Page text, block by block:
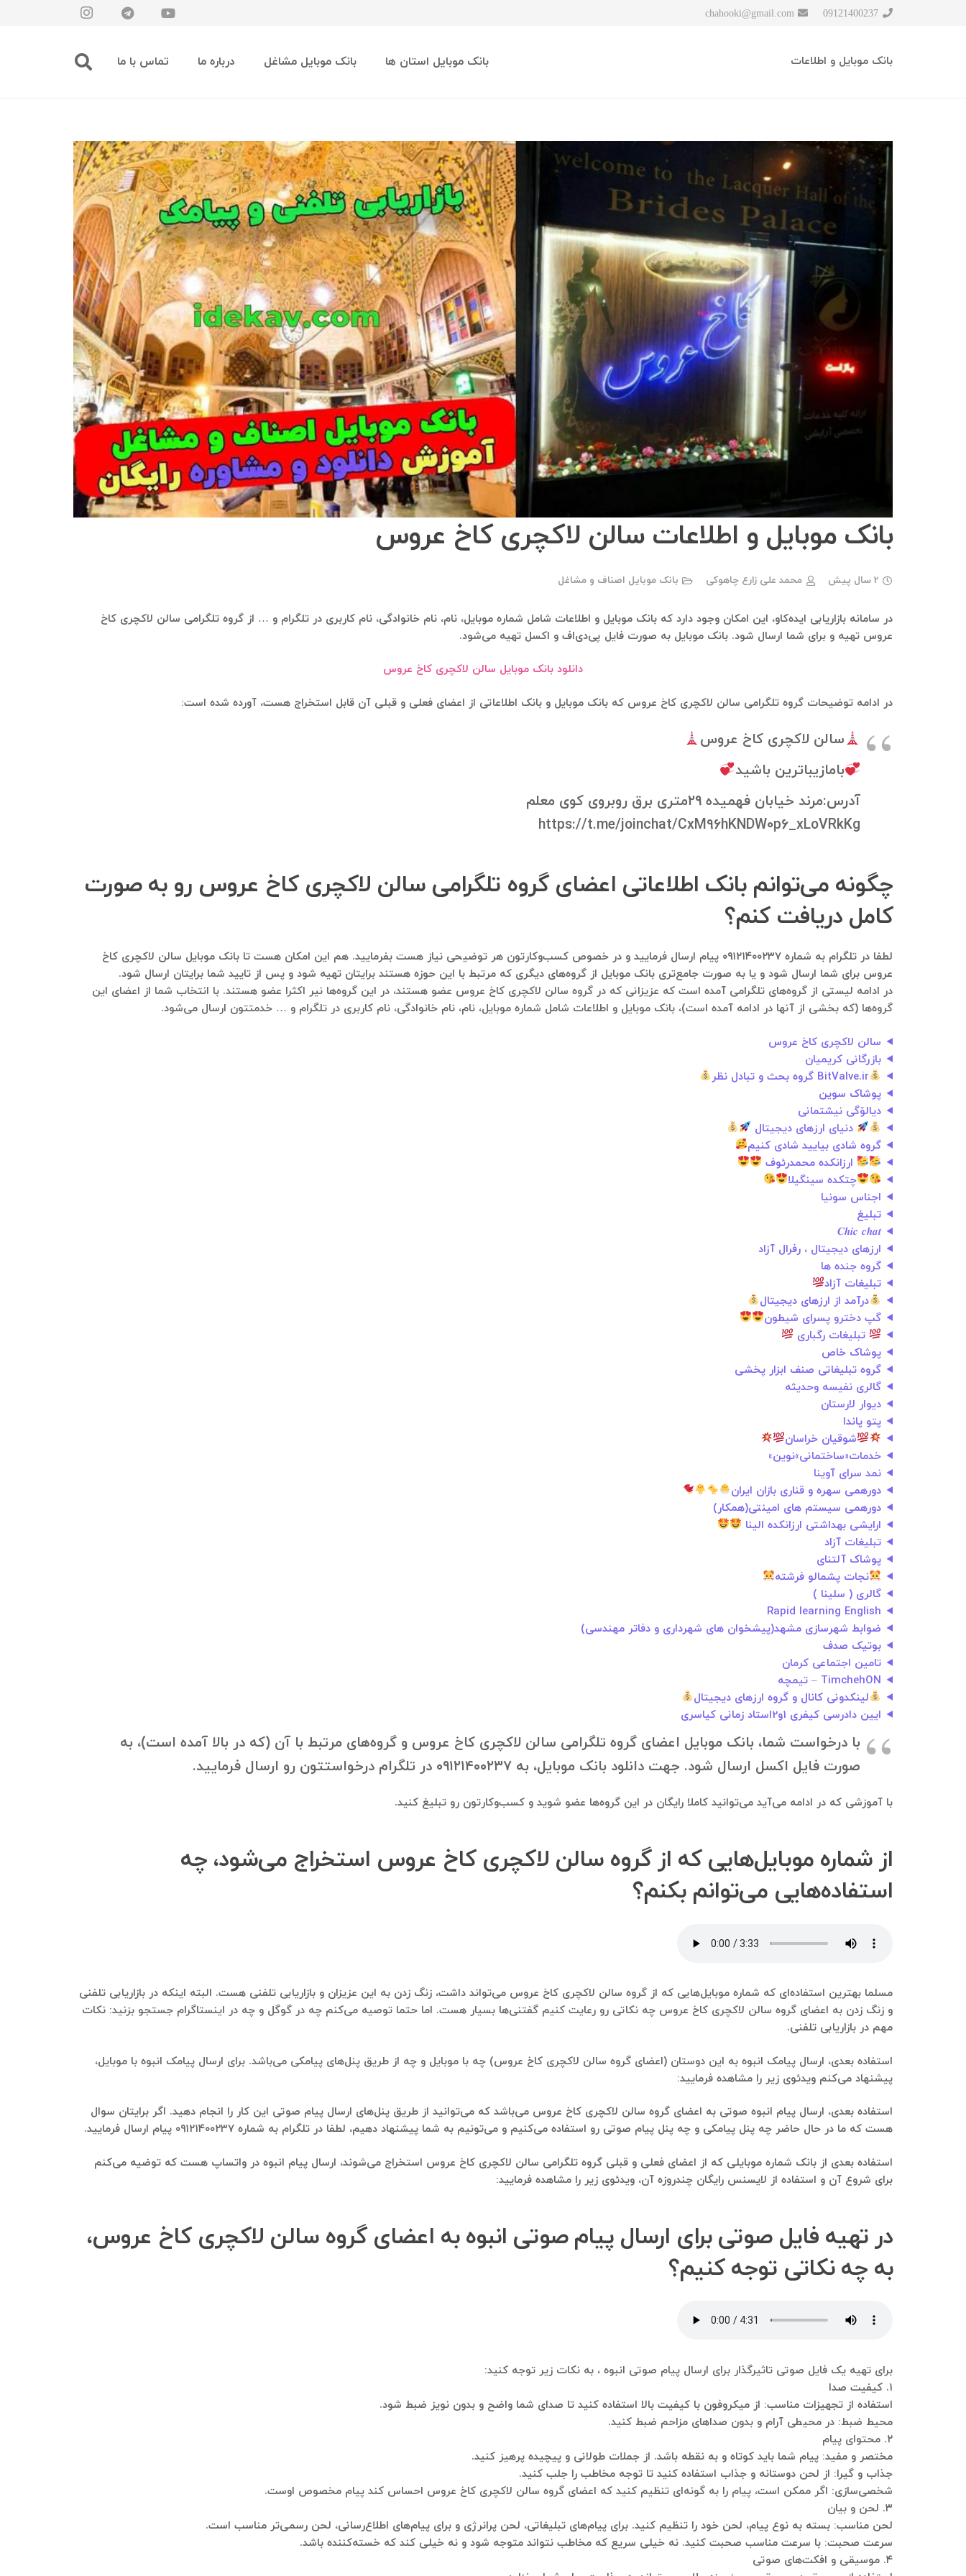
09121400237
chahooki@gmail.com
بانک موبایل و اطلاعات بانک موبایل استان ها بانک موبایل مشاغل درباره ما تماس با ما
بانک موبایل و اطلاعات سالن لاکچری کاخ عروس
2 سال پیش محمد علی زارع چاهوکی بانک موبایل اصناف و مشاغل
در سامانه بازاریابی ایده‌کاو، این امکان وجود دارد که بانک موبایل و اطلاعات شامل شماره موبایل، نام، نام خانوادگی، نام کاربری در تلگرام و … از گروه تلگرامی سالن لاکچری کاخ
عروس تهیه و برای شما ارسال شود. بانک موبایل به صورت فایل پی‌دی‌اف و اکسل تهیه می‌شود.
دانلود بانک موبایل سالن لاکچری کاخ عروس
در ادامه توضیحات گروه تلگرامی سالن لاکچری کاخ عروس که بانک موبایل و بانک اطلاعاتی از اعضای فعلی و قبلی آن قابل استخراج هست، آورده شده است:
سالن لاکچری کاخ عروس
بامازیباترین باشید
آدرس:مرند خیابان فهمیده ۲۹متری برق روبروی کوی معلم
https://t.me/joinchat/CxM96hKNDW0p6_xLoVRkKg
چگونه می‌توانم بانک اطلاعاتی اعضای گروه تلگرامی سالن لاکچری کاخ عروس رو به صورت
کامل دریافت کنم؟
لطفا در تلگرام به شماره ۰۹۱۲۱۴۰۰۲۳۷ پیام ارسال فرمایید و در خصوص کسب‌وکارتون هر توضیحی نیاز هست بفرمایید. هم این امکان هست تا بانک موبایل سالن لاکچری کاخ
عروس برای شما ارسال شود و یا به صورت جامع‌تری بانک موبایل از گروه‌های دیگری که مرتبط با این حوزه هستند برایتان تهیه شود و پس از تایید شما برایتان ارسال شود.
در ادامه لیستی از گروه‌های تلگرامی آمده است که عزیزانی که در گروه سالن لاکچری کاخ عروس عضو هستند، در این گروه‌ها نیر اکثرا عضو هستند. با انتخاب شما از اعضای این
گروه‌ها (که بخشی از آنها در ادامه آمده است)، بانک موبایل و اطلاعات شامل شماره موبایل، نام، نام خانوادگی، نام کاربری در تلگرام و … خدمتتون ارسال می‌شود.
سالن لاکچری کاخ عروس
بازرگانی کریمیان
BitValve.ir گروه بحث و تبادل نظر
پوشاک سوین
ديالۆگی نیشتمانی
دنیای ارزهای دیجیتال
گروه شادی بیایید شادی کنیم
ارزانکده محمدرئوف
چتکده سینگیلا
اجناس سونیا
تبلیغ
𝑪𝒉𝒊𝒄 𝒄𝒉𝒂𝒕
ارزهای دیجیتال ، رفرال آزاد
گروه جنده ها
تبلیغات آزاد
درآمد از ارزهای دیجیتال
گپ دخترو پسرای شیطون
تبلیغات رگباری
پوشاک خاص
گروه تبلیغاتی صنف ابزار پخشی
گالری نفیسه وحدیثه
ديوار لارستان
پتو پاندا
شوقیان خراسان
خدمات«ساختمانی»نوین»
نمد سرای آوینا
دورهمی سهره و قناری بازان ایران
دورهمی سیستم های امینتی(همکار)
ارایشی بهداشتی ارزانکده الینا
تبلیغات آزاد
پوشاک آلتنای
نجات پشمالو فرشته
گالری ( سلینا )
Rapid learning English
ضوابط شهرسازی مشهد(پیشخوان های شهرداری و دفاتر مهندسی)
بوتیک صدف
تامین اجتماعی کرمان
TimchehON – تیمچه
لینکدونی کانال و گروه ارزهای دیجیتال
ایین دادرسی کیفری 1و2استاد زمانی کیاسری
با درخواست شما، بانک موبایل اعضای گروه تلگرامی سالن لاکچری کاخ عروس و گروه‌های مرتبط با آن (که در بالا آمده است)، به
صورت فایل اکسل ارسال شود. جهت دانلود بانک موبایل، به ۰۹۱۲۱۴۰۰۲۳۷ در تلگرام درخواستتون رو ارسال فرمایید.
با آموزشی که در ادامه می‌آید می‌توانید کاملا رایگان در این گروه‌ها عضو شوید و کسب‌وکارتون رو تبلیغ کنید.
از شماره موبایل‌هایی که از گروه سالن لاکچری کاخ عروس استخراج می‌شود، چه
استفاده‌هایی می‌توانم بکنم؟
مسلما بهترین استفاده‌ای که شماره موبایل‌هایی که از گروه سالن لاکچری کاخ عروس می‌تواند داشت، زنگ زدن به این عزیزان و بازاریابی تلفنی هست. البته اینکه در بازاریابی تلفنی
و زنگ زدن به اعضای گروه سالن لاکچری کاخ عروس چه نکاتی رو رعایت کنیم گفتنی‌ها بسیار هست. اما حتما توصیه می‌کنم چه در گوگل و چه در اینستاگرام جستجو بزنید: نکات
مهم در بازاریابی تلفنی.
استفاده بعدی، ارسال پیامک انبوه به این دوستان (اعضای گروه سالن لاکچری کاخ عروس) چه با موبایل و چه از طریق پنل‌های پیامکی می‌باشد. برای ارسال پیامک انبوه با موبایل،
پیشنهاد می‌کنم ویدئوی زیر را مشاهده فرمایید:
استفاده بعدی، ارسال پیام انبوه صوتی به اعضای گروه سالن لاکچری کاخ عروس می‌باشد که می‌توانید از طریق پنل‌های ارسال پیام صوتی این کار را انجام دهید. اگر برایتان سوال
هست که ما در حال حاضر چه پنل پیامکی و چه پنل پیام صوتی رو استفاده می‌کنیم و می‌تونیم به شما پیشنهاد دهیم، لطفا در تلگرام به شماره ۰۹۱۲۱۴۰۰۲۳۷ پیام ارسال فرمایید.
استفاده بعدی از بانک شماره موبایلی که از اعضای فعلی و قبلی گروه تلگرامی سالن لاکچری کاخ عروس استخراج می‌شوند، ارسال پیام انبوه در واتساپ هست که توضیه می‌کنم
برای شروع آن و استفاده از لایسنس رایگان چندروزه آن، ویدئوی زیر را مشاهده فرمایید:
در تهیه فایل صوتی برای ارسال پیام صوتی انبوه به اعضای گروه سالن لاکچری کاخ عروس،
به چه نکاتی توجه کنیم؟
برای تهیه یک فایل صوتی تاثیرگذار برای ارسال پیام صوتی انبوه ، به نکات زیر توجه کنید:
۱. کیفیت صدا
استفاده از تجهیزات مناسب: از میکروفون با کیفیت بالا استفاده کنید تا صدای شما واضح و بدون نویز ضبط شود.
محیط ضبط: در محیطی آرام و بدون صداهای مزاحم ضبط کنید.
۲. محتوای پیام
مختصر و مفید: پیام شما باید کوتاه و به نقطه باشد. از جملات طولانی و پیچیده پرهیز کنید.
جذاب و گیرا: از لحن دوستانه و جذاب استفاده کنید تا توجه مخاطب را جلب کنید.
شخصی‌سازی: اگر ممکن است، پیام را به گونه‌ای تنظیم کنید که اعضای گروه سالن لاکچری کاخ عروس احساس کند پیام مخصوص اوست.
۳. لحن و بیان
لحن مناسب: بسته به نوع پیام، لحن خود را تنظیم کنید. برای پیام‌های تبلیغاتی، لحن پرانرژی و برای پیام‌های اطلاع‌رسانی، لحن رسمی‌تر مناسب است.
سرعت صحبت: با سرعت مناسب صحبت کنید. نه خیلی سریع که مخاطب نتواند متوجه شود و نه خیلی کند که خسته‌کننده باشد.
۴. موسیقی و افکت‌های صوتی